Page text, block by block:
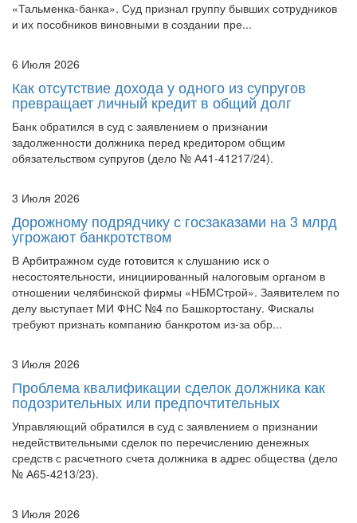
«Тальменка-банка». Суд признал группу бывших сотрудников
и их пособников виновными в создании пре...
6 Июля 2026
Как отсутствие дохода у одного из супругов
превращает личный кредит в общий долг
Банк обратился в суд с заявлением о признании
задолженности должника перед кредитором общим
обязательством супругов (дело № А41-41217/24).
3 Июля 2026
Дорожному подрядчику с госзаказами на 3 млрд
угрожают банкротством
В Арбитражном суде готовится к слушанию иск о
несостоятельности, инициированный налоговым органом в
отношении челябинской фирмы «НБМСтрой». Заявителем по
делу выступает МИ ФНС №4 по Башкортостану. Фискалы
требуют признать компанию банкротом из-за обр...
3 Июля 2026
Проблема квалификации сделок должника как
подозрительных или предпочтительных
Управляющий обратился в суд с заявлением о признании
недействительными сделок по перечислению денежных
средств с расчетного счета должника в адрес общества (дело
№ А65-4213/23).
3 Июля 2026